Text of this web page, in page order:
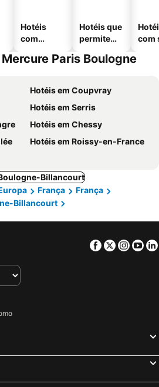
Hotéis
com
Hotéis que
permitem
com
Paris Boulogne
Hotéis em Coupvray
Hotéis em Serris
Hotéis em Chessy
Hotéis em Roissy-en-France
Billancourt
França
França
Billancourt
Facebook
Twitter